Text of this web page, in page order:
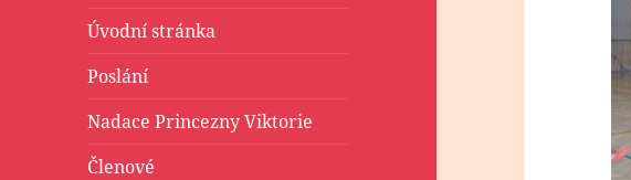
Úvodní stránka
Poslání
Nadace Princezny Viktorie
Členové